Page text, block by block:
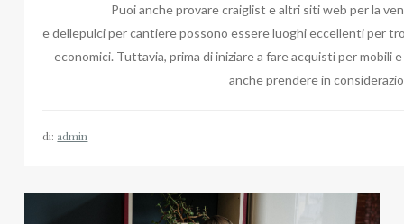
Puoi anche provare craiglist e altri siti web per la
e dellepulci per cantiere possono essere luoghi eccellenti per
economici. Tuttavia, prima di iniziare a fare acquisti per mobili
anche prendere in
di: admin